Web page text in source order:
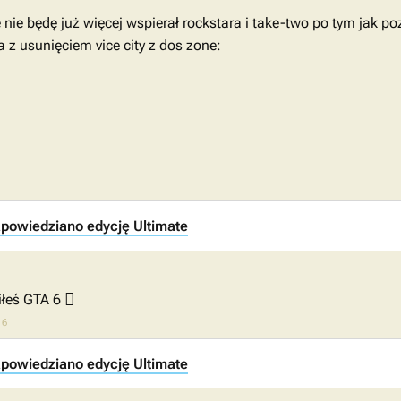
będę już więcej wspierał rockstara i take-two po tym jak
z usunięciem vice city z dos zone:
edycję Ultimate
GTA 6 🫪
edycję Ultimate